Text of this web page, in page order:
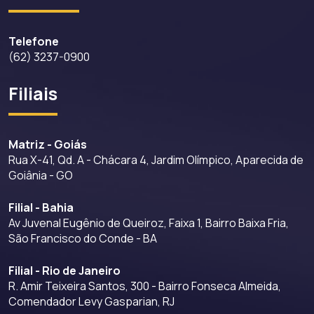
Telefone
(62) 3237-0900
Filiais
Matriz - Goiás
Rua X-41, Qd. A - Chácara 4, Jardim Olímpico, Aparecida de
Goiânia - GO
Filial - Bahia
Av Juvenal Eugênio de Queiroz, Faixa 1, Bairro Baixa Fria,
São Francisco do Conde - BA
Filial - Rio de Janeiro
R. Amir Teixeira Santos, 300 - Bairro Fonseca Almeida,
Comendador Levy Gasparian, RJ